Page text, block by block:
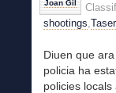
Joan Gil
shootings,Taser
Diuen que
policia ha
policies